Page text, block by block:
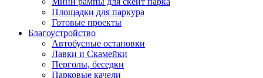
Площадки для паркура
Готовые проекты
Благоустройство
Автобусные остановки
Лавки и Скамейки
Перголы, беседки
Парковые качели